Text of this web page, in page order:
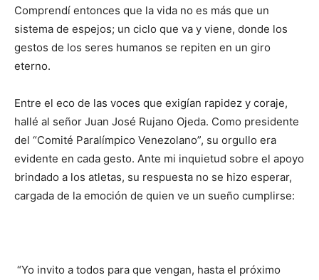
Comprendí entonces que la vida no es más que un
sistema de espejos; un ciclo que va y viene, donde los
gestos de los seres humanos se repiten en un giro
eterno.
Entre el eco de las voces que exigían rapidez y coraje,
hallé al señor Juan José Rujano Ojeda. Como presidente
del “Comité Paralímpico Venezolano”, su orgullo era
evidente en cada gesto. Ante mi inquietud sobre el apoyo
brindado a los atletas, su respuesta no se hizo esperar,
cargada de la emoción de quien ve un sueño cumplirse:
​ “Yo invito a todos para que vengan, hasta el próximo